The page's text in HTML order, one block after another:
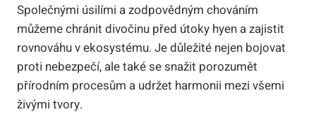
Společnými úsilími a zodpovědným chováním
můžeme chránit divočinu před útoky hyen a zajistit
rovnováhu v ekosystému. Je důležité nejen bojovat
proti nebezpečí, ale také se snažit porozumět
přírodním procesům a udržet harmonii mezi všemi
živými tvory.